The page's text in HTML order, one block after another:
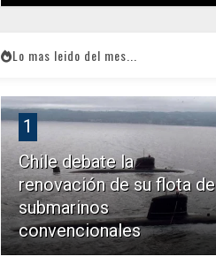
Lo mas leido del mes...
1
Chile debate la
renovación de su flota de
submarinos
convencionales